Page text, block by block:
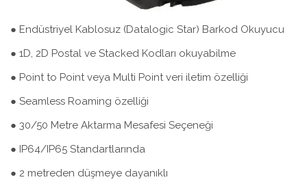
● Endüstriyel Kablosuz (Datalogic Star) Barkod Okuyucu
● 1D, 2D Postal ve Stacked Kodları okuyabilme
● Point to Point veya Multi Point veri iletim özelliği
● Seamless Roaming özelliği
● 30/50 Metre Aktarma Mesafesi Seçeneği
● IP64/IP65 Standartlarında
● 2 metreden düşmeye dayanıklı